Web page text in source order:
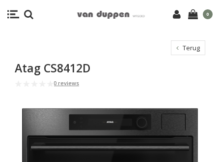
0
Terug
Atag CS8412D
0 reviews